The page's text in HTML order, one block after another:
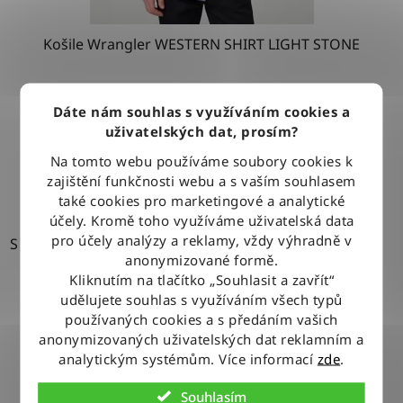
Dáte nám souhlas s využíváním cookies a
uživatelských dat, prosím?
Na tomto webu používáme soubory cookies k
zajištění funkčnosti webu a s vaším souhlasem
také cookies pro marketingové a analytické
účely. Kromě toho využíváme uživatelská data
pro účely analýzy a reklamy, vždy výhradně v
anonymizované formě.
Kliknutím na tlačítko „Souhlasit a zavřít“
udělujete souhlas s využíváním všech typů
používaných cookies a s předáním vašich
anonymizovaných uživatelských dat reklamním a
analytickým systémům. Více informací zde.
Souhlasím
Košile Wrangler WESTERN SHIRT LIGHT STONE
1 279 Kč
DETAIL
S